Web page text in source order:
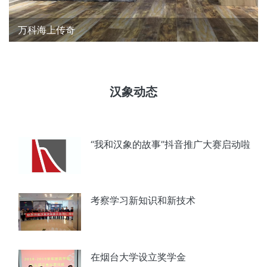
万科海上传奇
汉象动态
“我和汉象的故事”抖音推广大赛启动啦
考察学习新知识和新技术
在烟台大学设立奖学金